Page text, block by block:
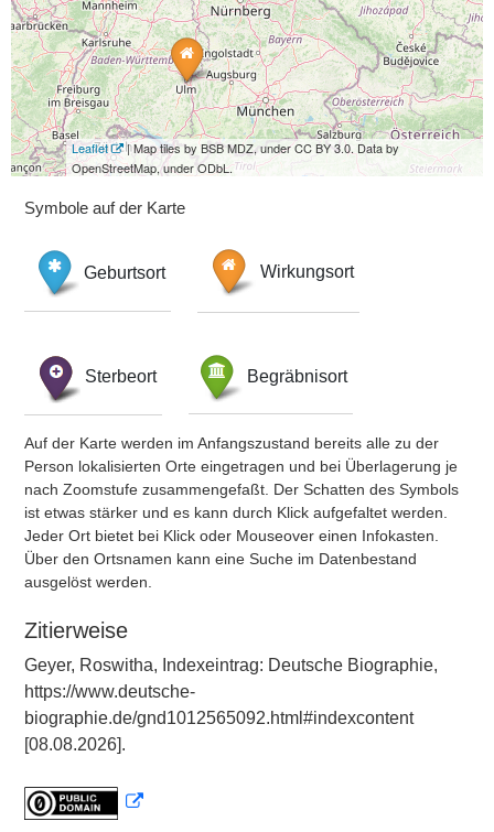
Leaflet
| Map tiles by BSB MDZ, under CC BY 3.0. Data by
OpenStreetMap, under ODbL.
Symbole auf der Karte
Geburtsort Wirkungsort
Sterbeort Begräbnisort
Auf der Karte werden im Anfangszustand bereits alle zu der
Person lokalisierten Orte eingetragen und bei Überlagerung je
nach Zoomstufe zusammengefaßt. Der Schatten des Symbols
ist etwas stärker und es kann durch Klick aufgefaltet werden.
Jeder Ort bietet bei Klick oder Mouseover einen Infokasten.
Über den Ortsnamen kann eine Suche im Datenbestand
ausgelöst werden.
Zitierweise
Geyer, Roswitha, Indexeintrag: Deutsche Biographie,
https://www.deutsche-
biographie.de/gnd1012565092.html#indexcontent
[08.08.2026].